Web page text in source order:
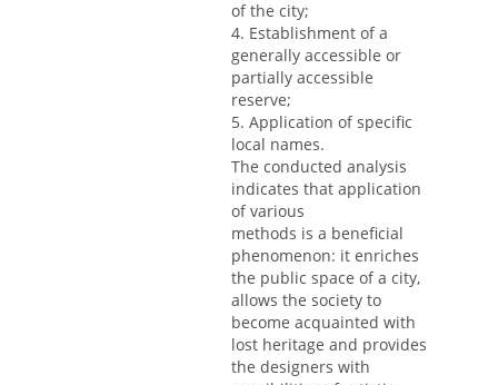
of the city;
4. Establishment of a
generally accessible or
partially accessible
reserve;
5. Application of specific
local names.
The conducted analysis
indicates that application
of various
methods is a beneficial
phenomenon: it enriches
the public space of a city,
allows the society to
become acquainted with
lost heritage and provides
the designers with